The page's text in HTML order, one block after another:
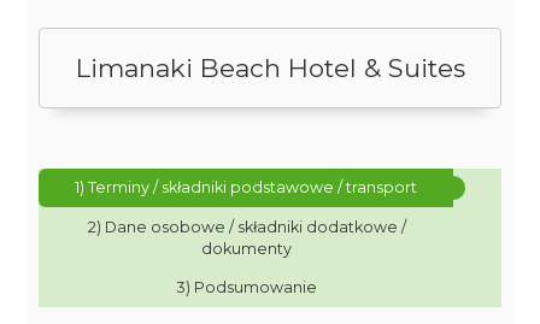
Limanaki Beach Hotel & Suites
1) Terminy / składniki podstawowe / transport
2) Dane osobowe / składniki dodatkowe /
dokumenty
3) Podsumowanie